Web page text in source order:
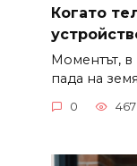
Когато
Моментът,
пада на
0 467